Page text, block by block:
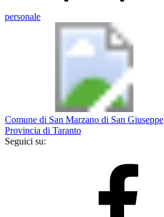
personale
Comune di San Marzano di San Giuseppe
Provincia di Taranto
Seguici su: